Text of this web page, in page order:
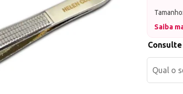
Saiba